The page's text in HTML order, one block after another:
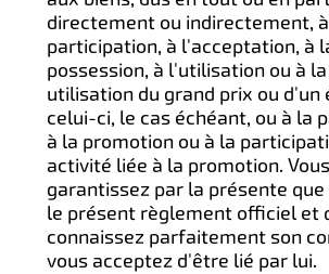
directement ou indirectement,
participation, à l'acceptation, à
possession, à l'utilisation ou à
utilisation du grand prix ou d'un
celui-ci, le cas échéant, ou à la
à la promotion ou à la
activité liée à la promotion.
garantissez par la présente que
le présent règlement officiel et
connaissez parfaitement son
vous acceptez d'être lié par lui.